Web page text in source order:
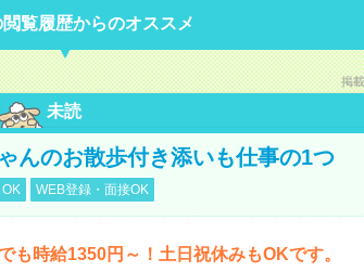
覧履歴からのオススメ
掲
未読
んのお散歩付き添いも仕事の1つ
WEB登録・面接OK
時給1350円～！土日祝休みもOKです。